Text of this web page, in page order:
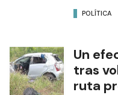
POLÍTICA
Un
tras
ruta